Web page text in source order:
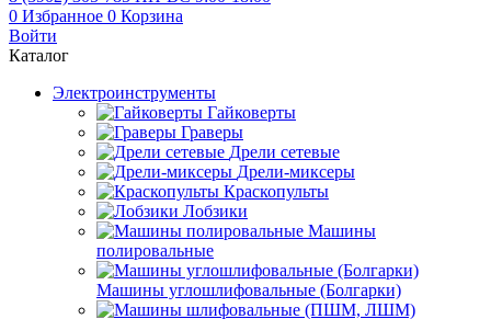
0 Избранное 0 Корзина
Войти
Каталог
Электроинструменты
Гайковерты
Граверы
Дрели сетевые
Дрели-миксеры
Краскопульты
Лобзики
Машины
полировальные
Машины углошлифовальные (Болгарки)